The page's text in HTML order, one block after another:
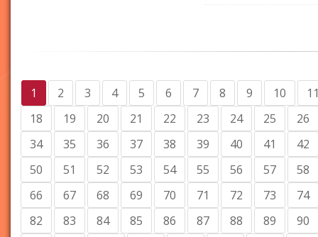
1 2 3 4 5 6 7 8 9 10
18
19 20 21 22 23 24 25
26
34
35 36 37 38 39 40 41
42
50
51 52 53 54 55 56 57
58
66
67 68 69 70 71 72 73
74
82
83 84 85 86 87 88 89
90